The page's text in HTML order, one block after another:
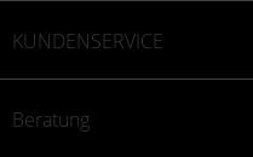
KUNDENSERVICE
Beratung